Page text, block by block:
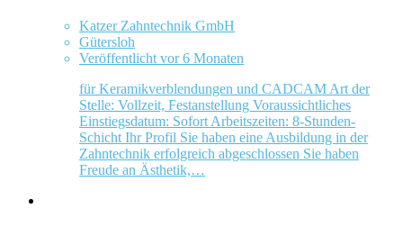
Katzer Zahntechnik GmbH
Gütersloh
Veröffentlicht vor 6 Monaten
für Keramikverblendungen und CADCAM Art der
Stelle: Vollzeit, Festanstellung Voraussichtliches
Einstiegsdatum: Sofort Arbeitszeiten: 8-Stunden-
Schicht Ihr Profil Sie haben eine Ausbildung in der
Zahntechnik erfolgreich abgeschlossen Sie haben
Freude an Ästhetik,…